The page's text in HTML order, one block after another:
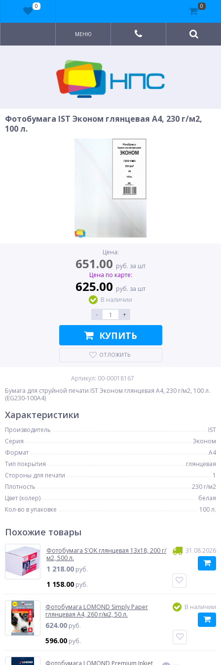
МЕНЮ
Фотобумага IST Эконом глянцевая A4, 230 г/м2,
100 л.
Цена:
651.00 руб. за шт
Цена по карте:
625.00 руб. за шт
В наличии
-
+
КУПИТЬ
ОТЛОЖИТЬ
Артикул: 00-00018167
Бумага для струйной печати IST Эконом глянцевая A4, 230 г/м2, 100 л.
(EG230-100A4)
Характеристики
Производитель
IST
Серия
Эконом
Формат
A4
Тип покрытия
глянцевая
Стороны для печати
1
Плотность
230 г/м2
Цвет (колер)
белая
Кол-во в упаковке
100 л.
Похожие товары
Фотобумага S'OK глянцевая 13x18, 200 г/
м2, 500 л.
1 218.00 руб.
1 158.00 руб.
31.08.2026
Фотобумага LOMOND Simply Paper
глянцевая A4, 260 г/м2, 50 л.
624.00 руб.
596.00 руб.
В наличии
Фотобумага LOMOND Premium Inkjet
0 0